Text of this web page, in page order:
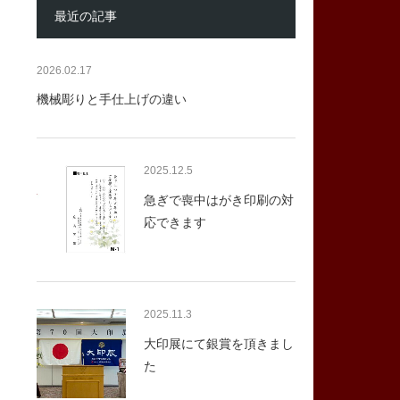
最近の記事
2026.02.17
機械彫りと手仕上げの違い
2025.12.5
急ぎで喪中はがき印刷の対
応できます
2025.11.3
大印展にて銀賞を頂きまし
た